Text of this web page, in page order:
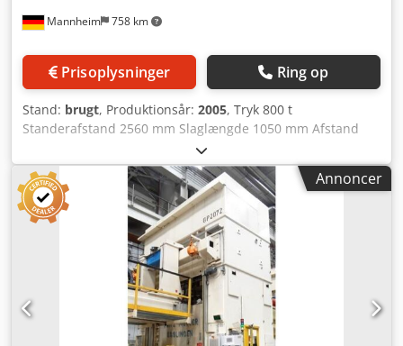
Mannheim 758 km
Prisoplysninger Ring op
Stand: brugt, Produktionsår: 2005, Tryk 800 t
Standerafstand 2560 mm Slaglængde 1050 mm Afstand
bord/stempel, overste position 1870 mm Bordareal 2500 x
1730 mm Trækkudetryk i bord 300 t Trækkudestempel i
bord 395 mm Trækkudeareal i bord 2300 x 1300 mm
Stempelareal 2500 x 1730 mm Trækkudetryk i stempel 63 t
Trækkudestempel i stempel 150 mm Sidetårsåbning 1000
mm Olievolumen 4300 l Drivkraft 200,0 kW Pladsbehov
(BxDxH) 4,1 x 2,8 x 10,0 m Højde over gulv 7,0 m Byggeår
1974 Renovering 2005: tidligere BZE 800, ombygget til ZE
800 af producenten med nyt stempel og cylinder Dcjdszrpt
Ispfx Ab Tok med olieshydraulisk drift, hydraulisk styret
trækkude i bord og stempel Afmonteret og lagret – video
Annoncer